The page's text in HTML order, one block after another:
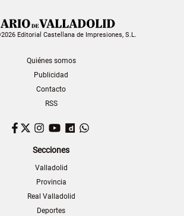
Editorial Castellana de Impresiones, S.L.
Quiénes somos
Publicidad
Contacto
RSS
Facebook
TwitterInstagram
YouTubeDailymotion
Secciones
Valladolid
Provincia
Real Valladolid
Deportes